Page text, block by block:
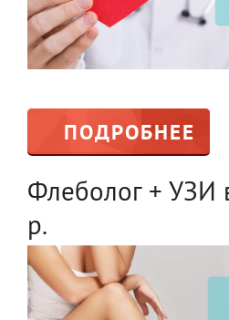
ПОДРОБНЕЕ
Флеболог + УЗИ
р.